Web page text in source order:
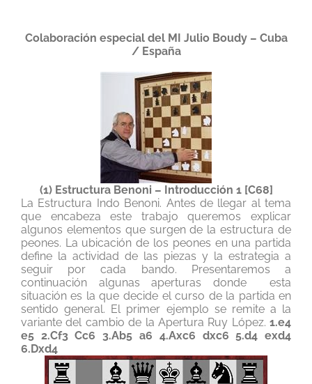
Colaboración especial del MI Julio Boudy – Cuba
/ España
(1) Estructura Benoni – Introducción 1 [C68]
La Estructura Indo Benoni. Antes de llegar al tema
que encabeza este trabajo queremos explicar
algunos elementos que surgen de la estructura de
peones. La ubicación de los peones en una partida
define la actividad de las piezas y la estrategia a
seguir por cada bando. Presentaremos a
continuación algunas aperturas donde esta
situación es la que decide el curso de la partida en
sentido general. El primer ejemplo se remite a la
variante del cambio de la Apertura Ruy López.1.e4
e5 2.Cf3 Cc6 3.Ab5 a6 4.Axc6 dxc6 5.d4 exd4
6.Dxd4